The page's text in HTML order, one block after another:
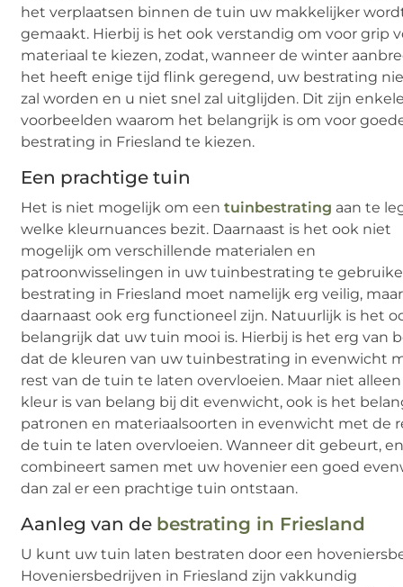
het verplaatsen binnen de tuin uw makkelijker
gemaakt. Hierbij is het ook verstandig om voor grip
materiaal te kiezen, zodat, wanneer de winter
het heeft enige tijd flink geregend, uw bestrating
zal worden en u niet snel zal uitglijden. Dit zijn
voorbeelden waarom het belangrijk is om voor
bestrating in Friesland te kiezen.
Een prachtige tuin
Het is niet mogelijk om eentuinbestrating aan te
welke kleurnuances bezit. Daarnaast is het ook niet
mogelijk om verschillende materialen en
patroonwisselingen in uw tuinbestrating te
bestrating in Friesland moet namelijk erg veilig, maar
daarnaast ook erg functioneel zijn. Natuurlijk is het
belangrijk dat uw tuin mooi is. Hierbij is het erg van
dat de kleuren van uw tuinbestrating in evenwicht
rest van de tuin te laten overvloeien. Maar niet
kleur is van belang bij dit evenwicht, ook is het
patronen en materiaalsoorten in evenwicht met de
de tuin te laten overvloeien. Wanneer dit gebeurt,
combineert samen met uw hovenier een goed
dan zal er een prachtige tuin ontstaan.
Aanleg van de bestrating in Friesland
U kunt uw tuin laten bestraten door een
Hoveniersbedrijven in Friesland zijn vakkundig